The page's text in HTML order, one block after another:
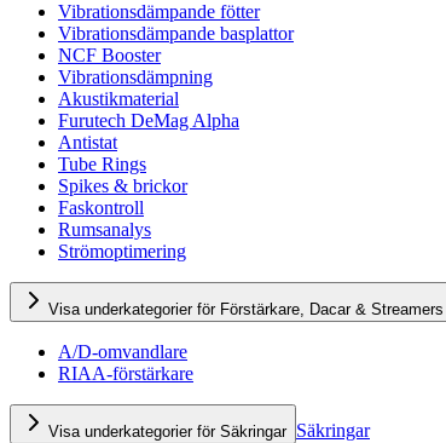
Vibrationsdämpande fötter
Vibrationsdämpande basplattor
NCF Booster
Vibrationsdämpning
Akustikmaterial
Furutech DeMag Alpha
Antistat
Tube Rings
Spikes & brickor
Faskontroll
Rumsanalys
Strömoptimering
Visa underkategorier för Förstärkare, Dacar & Streamers
A/D-omvandlare
RIAA-förstärkare
Visa underkategorier för Säkringar Säkringar